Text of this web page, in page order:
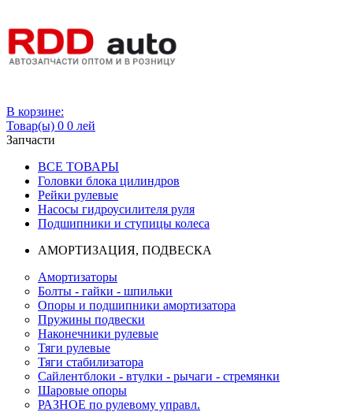
В корзине:
Товар(ы) 0 0 лей
Запчасти
ВСЕ ТОВАРЫ
Головки блока цилиндров
Рейки рулевые
Насосы гидроусилителя руля
Подшипники и ступицы колеса
АМОРТИЗАЦИЯ, ПОДВЕСКА
Амортизаторы
Болты - гайки - шпильки
Опоры и подшипники амортизатора
Пружины подвески
Наконечники рулевые
Тяги рулевые
Тяги стабилизатора
Сайлентблоки - втулки - рычаги - стремянки
Шаровые опоры
РАЗНОЕ по рулевому управл.